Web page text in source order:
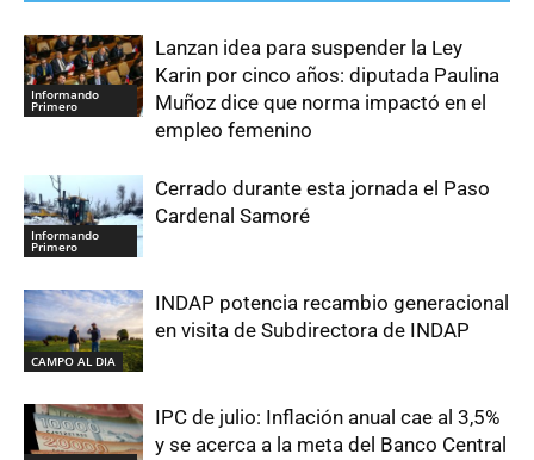
Informando
Primero
Lanzan idea para suspender la Ley
Karin por cinco años: diputada Paulina
Muñoz dice que norma impactó en el
empleo femenino
Informando
Primero
Cerrado durante esta jornada el Paso
Cardenal Samoré
CAMPO AL DIA
INDAP potencia recambio generacional
en visita de Subdirectora de INDAP
IPC de julio: Inflación anual cae al 3,5%
y se acerca a la meta del Banco Central